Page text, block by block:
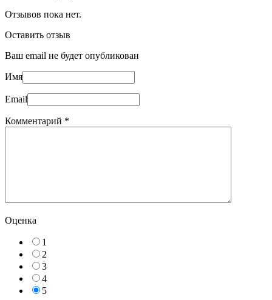
Отзывов пока нет.
Оставить отзыв
Ваш email не будет опубликован
Имя
Email
Комментарий *
Оценка
1
2
3
4
5